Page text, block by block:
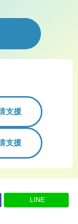
支援
支援
LINE